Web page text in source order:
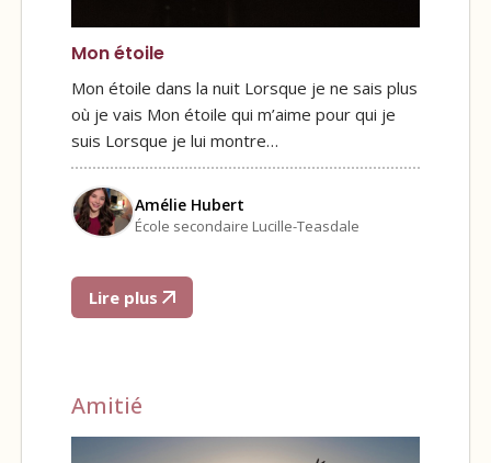
Mon étoile
Mon étoile dans la nuit Lorsque je ne sais plus
où je vais Mon étoile qui m’aime pour qui je
suis Lorsque je lui montre…
Amélie Hubert
École secondaire Lucille-Teasdale
Lire plus
Amitié